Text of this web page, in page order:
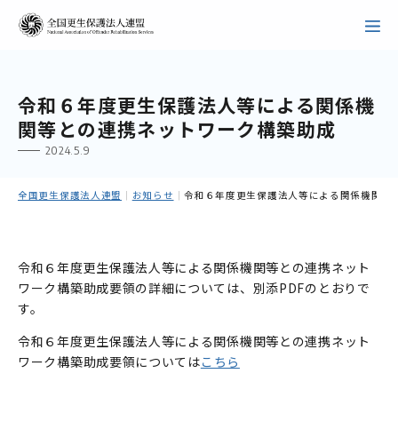
令和６年度更生保護法人等による関係機
関等との連携ネットワーク構築助成
2024.5.9
全国更生保護法人連盟 ｜ お知らせ ｜令和６年度更生保護法人等による関係機関等
令和６年度更生保護法人等による関係機関等との連携ネット
ワーク構築助成要領の詳細については、別添PDFのとおりで
す。
令和６年度更生保護法人等による関係機関等との連携ネット
ワーク構築助成要領についてはこちら